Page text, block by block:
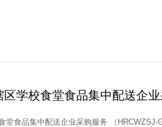
学校食堂食品集中配送企
堂食品集中配送企业采购服务 （HRCWZSJ-